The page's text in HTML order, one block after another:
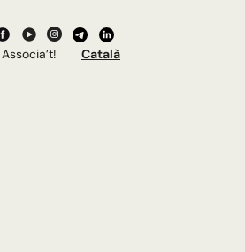
Associa’t! Català